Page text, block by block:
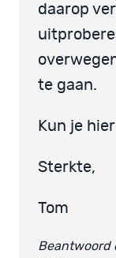
daarop
te gaan.
Kun je
Sterkte,
Tom
Beantwoord